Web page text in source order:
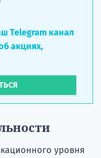
Telegram канал
акциях,
уровня